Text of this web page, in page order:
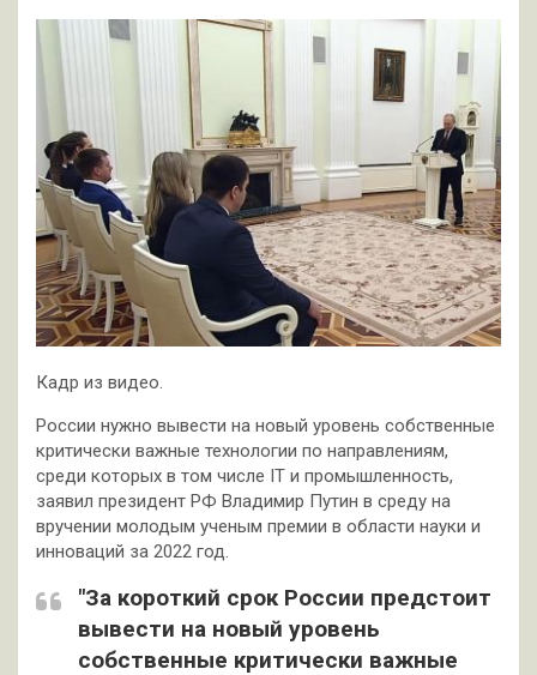
Кадр из видео.
России нужно вывести на новый уровень собственные
критически важные технологии по направлениям,
среди которых в том числе IT и промышленность,
заявил президент РФ Владимир Путин в среду на
вручении молодым ученым премии в области науки и
инноваций за 2022 год.
"За короткий срок России предстоит
вывести на новый уровень
собственные критически важные